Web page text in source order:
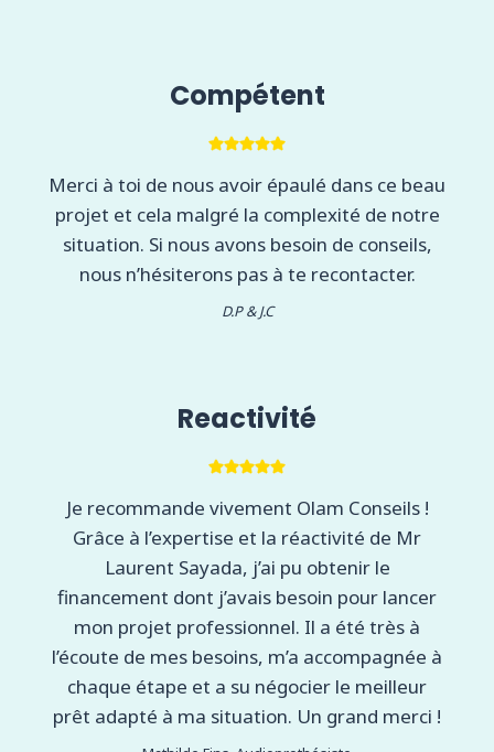
Compétent
Merci à toi de nous avoir épaulé dans ce beau
projet et cela malgré la complexité de notre
situation. Si nous avons besoin de conseils,
nous n’hésiterons pas à te recontacter.
D.P & J.C
Reactivité
Je recommande vivement Olam Conseils !
Grâce à l’expertise et la réactivité de Mr
Laurent Sayada, j’ai pu obtenir le
financement dont j’avais besoin pour lancer
mon projet professionnel. Il a été très à
l’écoute de mes besoins, m’a accompagnée à
chaque étape et a su négocier le meilleur
prêt adapté à ma situation. Un grand merci !